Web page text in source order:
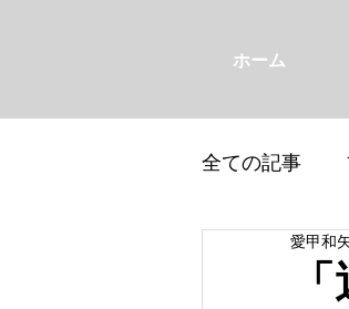
ホーム
全ての記事
愛甲和